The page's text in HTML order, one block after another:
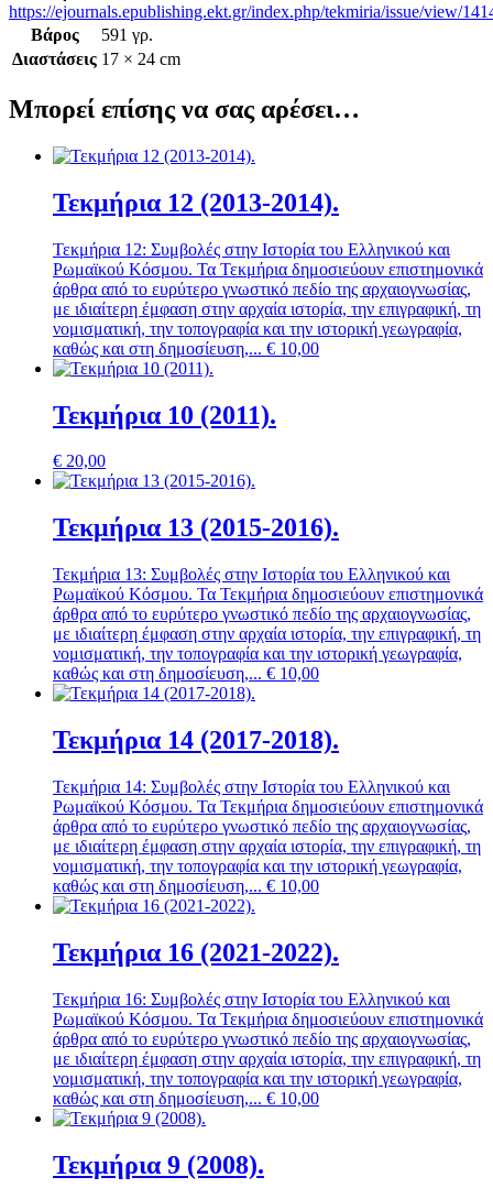
https://ejournals.epublishing.ekt.gr/index.php/tekmiria/issue/view/
Βάρος
591 γρ.
Διαστάσεις 17 × 24 cm
Μπορεί επίσης να σας αρέσει…
Τεκμήρια 12 (2013-2014).
Τεκμήρια 12: Συμβολές στην Ιστορία του Ελληνικού και
Ρωμαϊκού Κόσμου. Τα Τεκμήρια δημοσιεύουν επιστημονικά
άρθρα από το ευρύτερο γνωστικό πεδίο της αρχαιογνωσίας,
με ιδιαίτερη έμφαση στην αρχαία ιστορία, την επιγραφική, τη
νομισματική, την τοπογραφία και την ιστορική γεωγραφία,
καθώς και στη δημοσίευση,... € 10,00
Τεκμήρια 10 (2011).
€ 20,00
Τεκμήρια 13 (2015-2016).
Τεκμήρια 13: Συμβολές στην Ιστορία του Ελληνικού και
Ρωμαϊκού Κόσμου. Τα Τεκμήρια δημοσιεύουν επιστημονικά
άρθρα από το ευρύτερο γνωστικό πεδίο της αρχαιογνωσίας,
με ιδιαίτερη έμφαση στην αρχαία ιστορία, την επιγραφική, τη
νομισματική, την τοπογραφία και την ιστορική γεωγραφία,
καθώς και στη δημοσίευση,... € 10,00
Τεκμήρια 14 (2017-2018).
Τεκμήρια 14: Συμβολές στην Ιστορία του Ελληνικού και
Ρωμαϊκού Κόσμου. Τα Τεκμήρια δημοσιεύουν επιστημονικά
άρθρα από το ευρύτερο γνωστικό πεδίο της αρχαιογνωσίας,
με ιδιαίτερη έμφαση στην αρχαία ιστορία, την επιγραφική, τη
νομισματική, την τοπογραφία και την ιστορική γεωγραφία,
καθώς και στη δημοσίευση,... € 10,00
Τεκμήρια 16 (2021-2022).
Τεκμήρια 16: Συμβολές στην Ιστορία του Ελληνικού και
Ρωμαϊκού Κόσμου. Τα Τεκμήρια δημοσιεύουν επιστημονικά
άρθρα από το ευρύτερο γνωστικό πεδίο της αρχαιογνωσίας,
με ιδιαίτερη έμφαση στην αρχαία ιστορία, την επιγραφική, τη
νομισματική, την τοπογραφία και την ιστορική γεωγραφία,
καθώς και στη δημοσίευση,... € 10,00
Τεκμήρια 9 (2008).